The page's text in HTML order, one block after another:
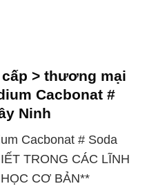
> thương mại
Cacbonat #
Ninh
Cacbonat # Soda
TRONG CÁC LĨNH
CƠ BẢN**